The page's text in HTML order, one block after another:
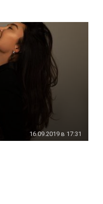
16.09.2019 в 17:31